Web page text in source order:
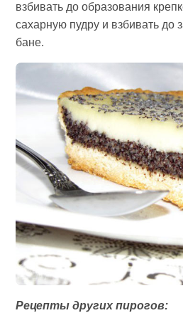
взбивать до образования
сахарную пудру и взбивать до
бане.
Рецепты других пирогов: